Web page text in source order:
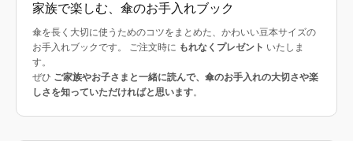
家族で楽しむ、傘のお手入れブック
傘を長く大切に使うためのコツをまとめた、かわいい豆本サイズの
お手入れブックです。 ご注文時に もれなくプレゼント いたしま
す。
ぜひ ご家族やお子さまと一緒に読んで、傘のお手入れの大切さや楽
しさを知っていただければと思います。